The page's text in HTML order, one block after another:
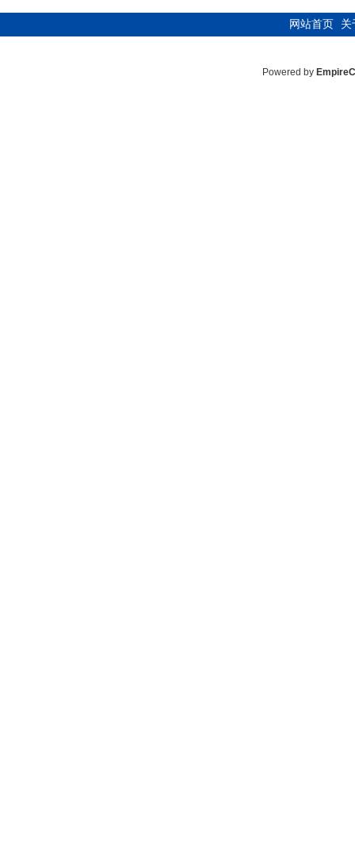
网站首页 关
Powered by